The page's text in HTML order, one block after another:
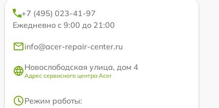
+7 (495) 023-41-97
Ежедневно с 9:00 до 21:00
info@acer-repair-center.ru
Новослободская улица, дом 4
Адрес сервисного центра Acer
Режим работы: